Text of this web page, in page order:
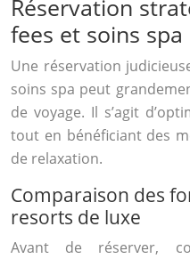
Réservation
fees et soins spa
Une réservation
soins spa peut
de voyage. Il s’agit
tout en bénéficiant des
de relaxation.
Comparaison des
resorts de luxe
Avant de réserver,